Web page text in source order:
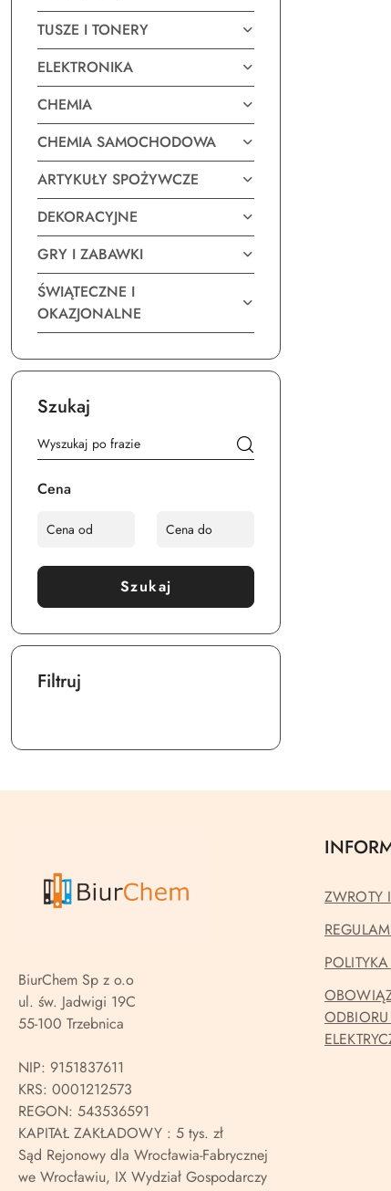
TUSZE I TONERY
ELEKTRONIKA
CHEMIA
CHEMIA SAMOCHODOWA
ARTYKUŁY SPOŻYWCZE
DEKORACYJNE
GRY I ZABAWKI
ŚWIĄTECZNE I
OKAZJONALNE
Szukaj
Cena
Szukaj
Filtruj
BiurChem Sp z o.o
ul. św. Jadwigi 19C
55-100 Trzebnica
NIP: 9151837611
KRS: 0001212573
REGON: 543536591
KAPITAŁ ZAKŁADOWY : 5 tys. zł
Sąd Rejonowy dla Wrocławia-Fabrycznej
we Wrocławiu, IX Wydział Gospodarczy
ZWROTY
ODBIORU